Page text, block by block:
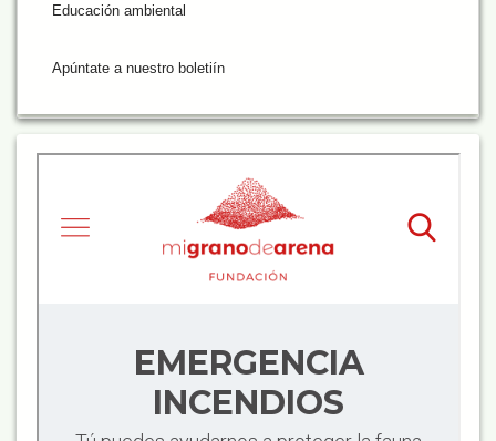
Educación ambiental
Apúntate a nuestro boletiín